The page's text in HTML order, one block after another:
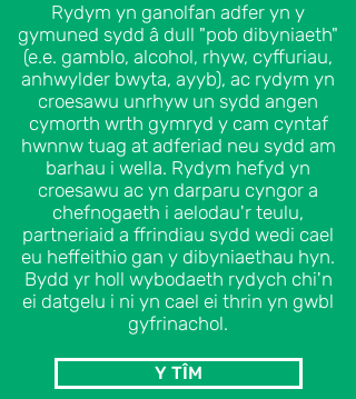
Rydym yn ganolfan adfer yn y
gymuned sydd â dull "pob dibyniaeth"
(e.e. gamblo, alcohol, rhyw, cyffuriau,
anhwylder bwyta, ayyb), ac rydym yn
croesawu unrhyw un sydd angen
cymorth wrth gymryd y cam cyntaf
hwnnw tuag at adferiad neu sydd am
barhau i wella. Rydym hefyd yn
croesawu ac yn darparu cyngor a
chefnogaeth i aelodau'r teulu,
partneriaid a ffrindiau sydd wedi cael
eu heffeithio gan y dibyniaethau hyn.
Bydd yr holl wybodaeth rydych chi'n
ei datgelu i ni yn cael ei thrin yn gwbl
gyfrinachol.
Y TÎM